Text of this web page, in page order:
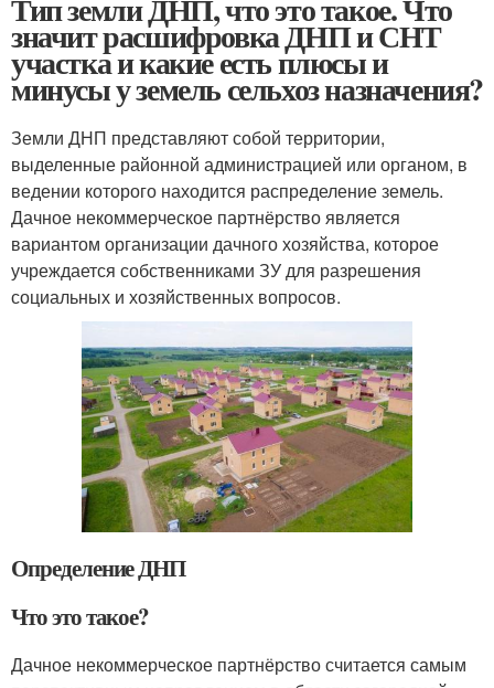
Тип земли ДНП, что это такое. Что
значит расшифровка ДНП и СНТ
участка и какие есть плюсы и
минусы у земель сельхоз назначения?
Земли ДНП представляют собой территории,
выделенные районной администрацией или органом, в
ведении которого находится распределение земель.
Дачное некоммерческое партнёрство является
вариантом организации дачного хозяйства, которое
учреждается собственниками ЗУ для разрешения
социальных и хозяйственных вопросов.
Определение ДНП
Что это такое?
Дачное некоммерческое партнёрство считается самым